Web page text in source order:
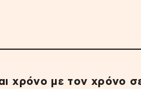
χρόνο με τον χρόνο